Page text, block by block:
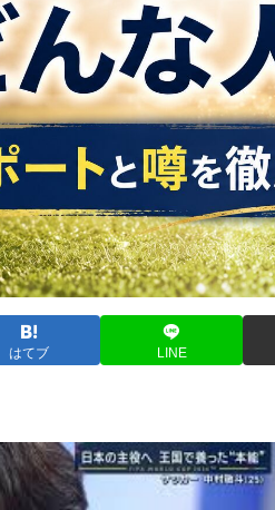
はてブ LINE